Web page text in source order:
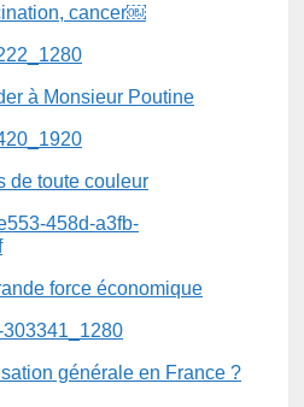
cancer￼
à Monsieur Poutine
de toute couleur
force économique
générale en France ?